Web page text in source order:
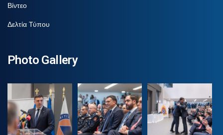
Βίντεο
Δελτία Τύπου
Photo Gallery